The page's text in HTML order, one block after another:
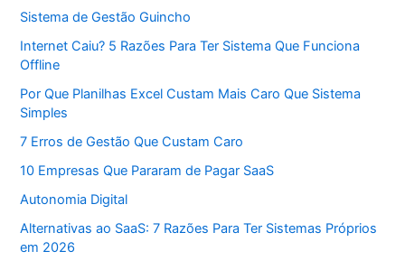
Sistema de Gestão Guincho
Internet Caiu? 5 Razões Para Ter Sistema Que Funciona
Offline
Por Que Planilhas Excel Custam Mais Caro Que Sistema
Simples
7 Erros de Gestão Que Custam Caro
10 Empresas Que Pararam de Pagar SaaS
Autonomia Digital
Alternativas ao SaaS: 7 Razões Para Ter Sistemas Próprios
em 2026